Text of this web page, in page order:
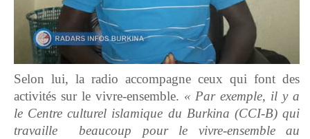
Selon lui, la radio accompagne ceux qui font des
activités sur le vivre-ensemble. « Par exemple, il y a
le Centre culturel islamique du Burkina (CCI-B) qui
travaille beaucoup pour le vivre-ensemble au